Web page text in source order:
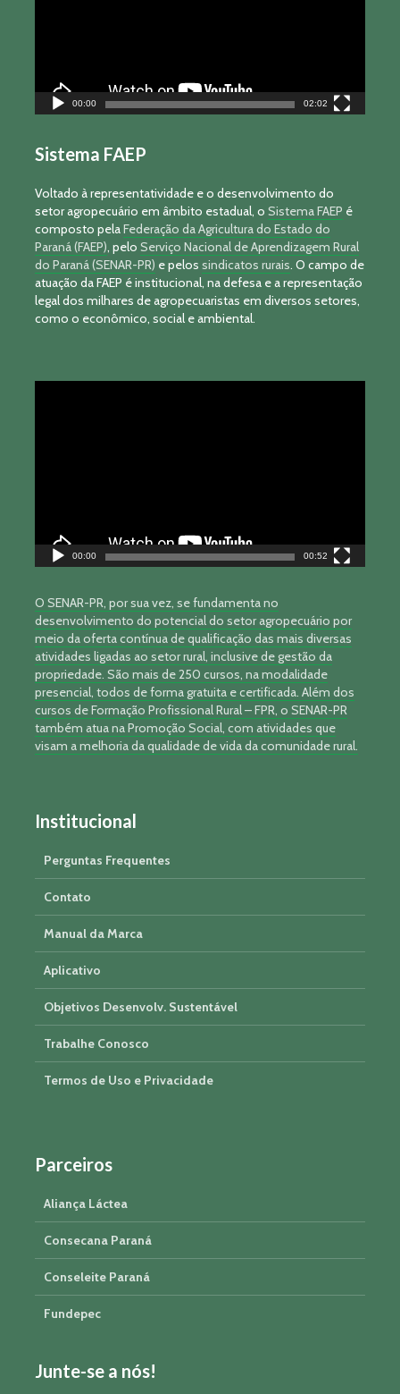
00:00 02:02
Sistema FAEP
Voltado à representatividade e o desenvolvimento do
setor agropecuário em âmbito estadual, o Sistema FAEP é
composto pelaFederação da Agricultura do Estado do
Paraná (FAEP), pelo Serviço Nacional de Aprendizagem Rural
do Paraná (SENAR-PR) e pelos sindicatos rurais. O campo de
atuação da FAEP é institucional, na defesa e a representação
legal dos milhares de agropecuaristas em diversos setores,
como o econômico, social e ambiental.
00:00 00:52
O SENAR-PR, por sua vez, se fundamenta no
desenvolvimento do potencial do setor agropecuário por
meio da oferta contínua de qualificação das mais diversas
atividades ligadas ao setor rural, inclusive de gestão da
propriedade. São mais de 250 cursos, na modalidade
presencial, todos de forma gratuita e certificada. Além dos
cursos de Formação Profissional Rural – FPR, o SENAR-PR
também atua na Promoção Social, com atividades que
visam a melhoria da qualidade de vida da comunidade rural.
Institucional
Perguntas Frequentes
Contato
Manual da Marca
Aplicativo
Objetivos Desenvolv. Sustentável
Trabalhe Conosco
Termos de Uso e Privacidade
Parceiros
Aliança Láctea
Consecana Paraná
Conseleite Paraná
Fundepec
Junte-se a nós!